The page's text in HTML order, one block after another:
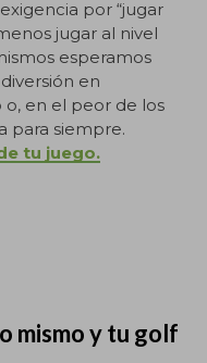
por “jugar
jugar al nivel
esperamos
en
en el peor de los
para siempre.
tu juego.
mismo y tu golf